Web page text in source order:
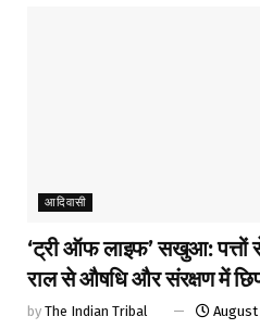
आदिवासी
‘ट्री ऑफ लाइफ’ सखुआ: पत्तों से
राल से औषधि और संरक्षण में
by The Indian Tribal August